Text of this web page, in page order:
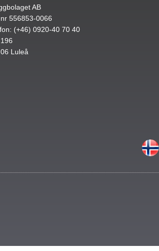
AB
556853-0066
(+46) 0920-40 70 40
Luleå